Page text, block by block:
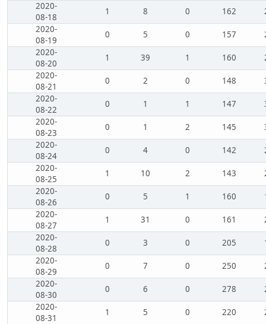
2020-
08-18
1 8 0 162
2020-
08-19
0 5 0 157
2020-
08-20
1 39 1 160
2020-
08-21
0 2 0 148
2020-
08-22
0 1 1 147
2020-
08-23
0 1 2 145
2020-
08-24
0 4 0 142
2020-
08-25
1 10 2 143
2020-
08-26
0 5 1 160
2020-
08-27
1 31 0 161
2020-
08-28
0 3 0 205
2020-
08-29
0 7 0 250
2020-
08-30
0 6 0 278
2020-
08-31
1 5 0 220